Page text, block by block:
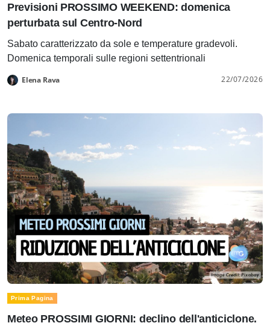
Previsioni PROSSIMO WEEKEND: domenica
perturbata sul Centro-Nord
Sabato caratterizzato da sole e temperature gradevoli.
Domenica temporali sulle regioni settentrionali
Elena Rava 22/07/2026
Prima Pagina
Meteo PROSSIMI GIORNI: declino dell'anticiclone.